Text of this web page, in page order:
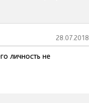
28.07.2018
личность не